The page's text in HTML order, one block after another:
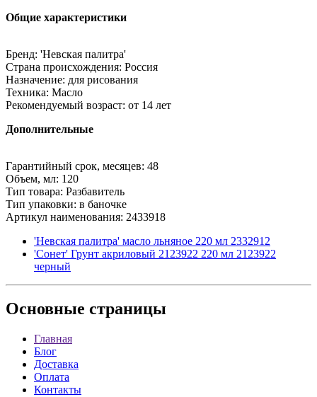
Общие характеристики
Бренд: 'Невская палитра'
Страна происхождения: Россия
Назначение: для рисования
Техника: Масло
Рекомендуемый возраст: от 14 лет
Дополнительные
Гарантийный срок, месяцев: 48
Объем, мл: 120
Тип товара: Разбавитель
Тип упаковки: в баночке
Артикул наименования: 2433918
'Невская палитра' масло льняное 220 мл 2332912
'Сонет' Грунт акриловый 2123922 220 мл 2123922
черный
Основные страницы
Главная
Блог
Доставка
Оплата
Контакты